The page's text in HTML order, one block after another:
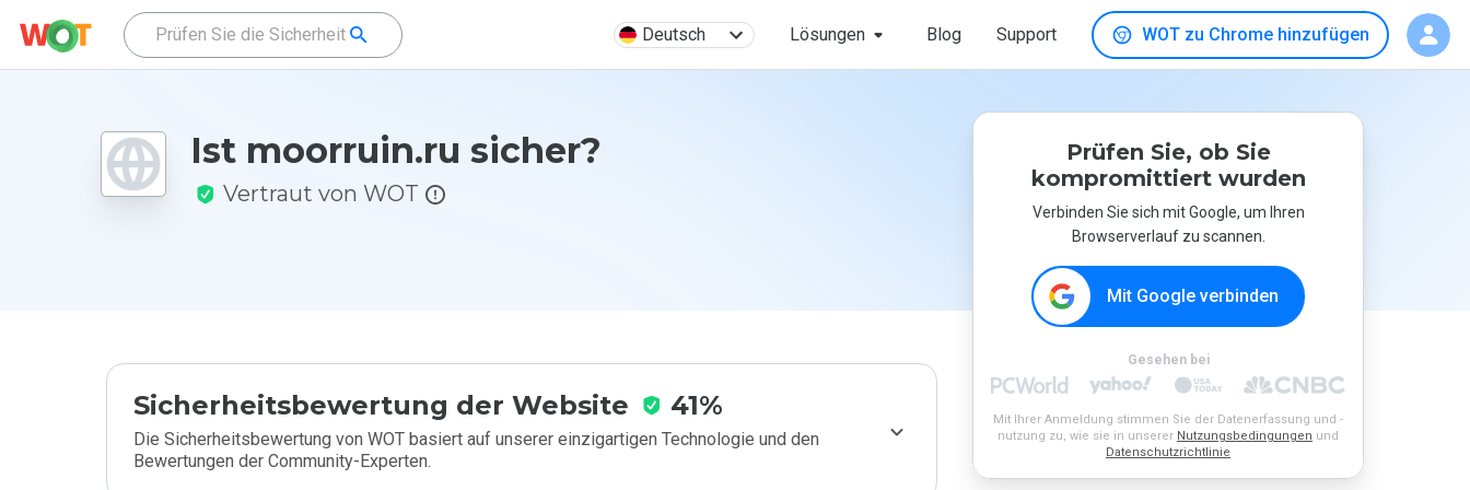
Deutsch Lösungen Blog Support WOT zu Chrome hinzufügen
Ist moorruin.ru sicher?
Vertraut von WOT
Sicherheitsbewertung der Website 41%
Die Sicherheitsbewertung von WOT basiert auf unserer einzigartigen Technologie und den
Bewertungen der Community-Experten.
Prüfen Sie, ob Sie
kompromittiert wurden
Verbinden Sie sich mit Google, um Ihren
Browserverlauf zu scannen.
Mit Google verbinden
Gesehen bei
Mit Ihrer Anmeldung stimmen Sie der Datenerfassung und -
nutzung zu, wie sie in unserer Nutzungsbedingungen und
Datenschutzrichtlinie